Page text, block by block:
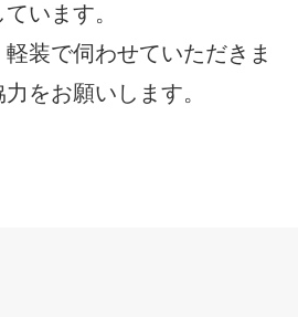
います。
装で伺わせていただきま
をお願いします。